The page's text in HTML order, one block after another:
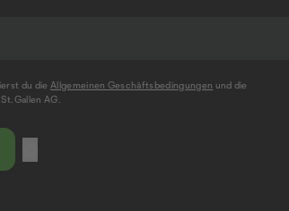
du die Allgemeinen Geschäftsbedingungen und die
AG.